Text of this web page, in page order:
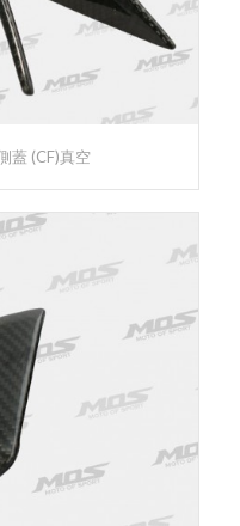
蓋 (CF)真空